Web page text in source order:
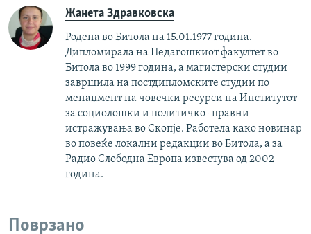
Жанета Здравковска
Родена во Битола на 15.01.1977 година.
Дипломирала на Педагошкиот факултет во
Битола во 1999 година, а магистерски студии
завршила на постдипломските студии по
менаџмент на човечки ресурси на Институтот
за социолошки и политичко- правни
истражувања во Скопје. Работела како новинар
во повеќе локални редакции во Битола, а за
Радио Слободна Европа известува од 2002
година.
Поврзано